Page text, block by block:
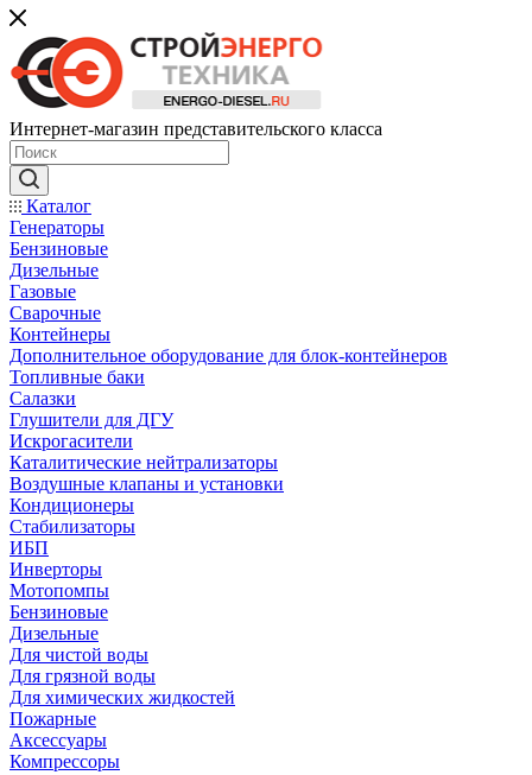
Интернет-магазин представительского класса
Каталог
Генераторы
Бензиновые
Дизельные
Газовые
Сварочные
Контейнеры
Дополнительное оборудование для блок-контейнеров
Топливные баки
Салазки
Глушители для ДГУ
Искрогасители
Каталитические нейтрализаторы
Воздушные клапаны и установки
Кондиционеры
Стабилизаторы
ИБП
Инверторы
Мотопомпы
Бензиновые
Дизельные
Для чистой воды
Для грязной воды
Для химических жидкостей
Пожарные
Аксессуары
Компрессоры